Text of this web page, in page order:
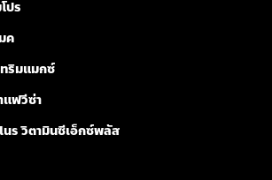
ปร
ค
ริมแมกซ์
แฟวีซ่า
วิตามินซีเอ็กซ์พลัส